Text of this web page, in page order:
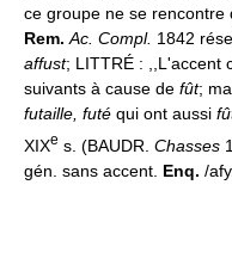
ce groupe ne se rencontre
Rem.Ac. Compl. 1842
affust; LITTRÉ : ,,L'accent
suivants à cause de fût;
futaille, futé qui ont aussi
XIXe s. (BAUDR. Chasses
gén. sans accent. Enq. /